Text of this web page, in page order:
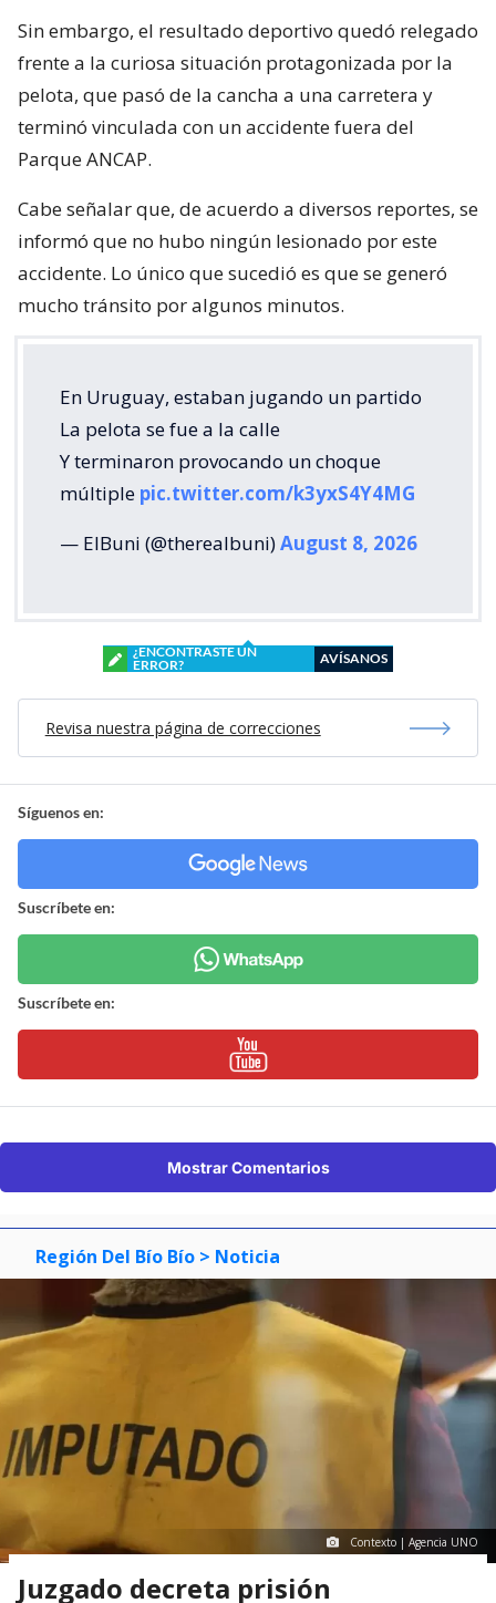
Sin embargo, el resultado deportivo quedó relegado
frente a la curiosa situación protagonizada por la
pelota, que pasó de la cancha a una carretera y
terminó vinculada con un accidente fuera del
Parque ANCAP.
Cabe señalar que, de acuerdo a diversos reportes, se
informó que no hubo ningún lesionado por este
accidente. Lo único que sucedió es que se generó
mucho tránsito por algunos minutos.
En Uruguay, estaban jugando un partido
La pelota se fue a la calle
Y terminaron provocando un choque
múltiple pic.twitter.com/k3yxS4Y4MG
— ElBuni (@therealbuni)August 8, 2026
¿ENCONTRASTE UN
ERROR?
AVÍSANOS
Revisa nuestra página de correcciones
Síguenos en:
Suscríbete en:
Suscríbete en:
Mostrar Comentarios
Región Del Bío Bío > Noticia
Contexto | Agencia UNO
Juzgado decreta prisión